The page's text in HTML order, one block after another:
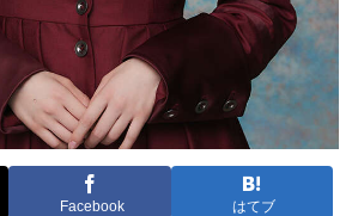
Facebook はてブ